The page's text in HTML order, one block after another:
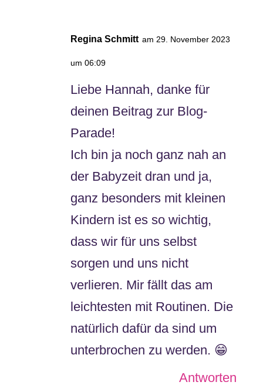
Regina Schmitt am 29. November 2023
um 06:09
Liebe Hannah, danke für
deinen Beitrag zur Blog-
Parade!
Ich bin ja noch ganz nah an
der Babyzeit dran und ja,
ganz besonders mit kleinen
Kindern ist es so wichtig,
dass wir für uns selbst
sorgen und uns nicht
verlieren. Mir fällt das am
leichtesten mit Routinen. Die
natürlich dafür da sind um
unterbrochen zu werden. 😁
Antworten